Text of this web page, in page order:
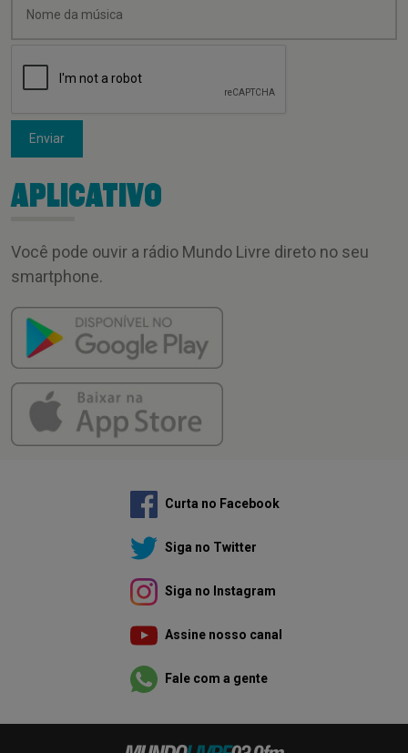
Enviar
APLICATIVO
Você pode ouvir a rádio Mundo Livre direto no seu
smartphone.
Curta no Facebook
Siga no Twitter
Siga no Instagram
Assine nosso canal
Fale com a gente